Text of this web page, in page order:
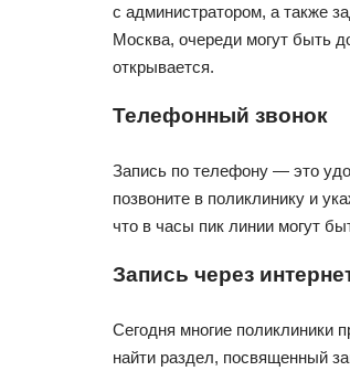
с администратором, а также
Москва, очереди могут быть
открывается.
Телефонный звонок
Запись по телефону — это
позвоните в поликлинику и
что в часы пик линии могут
Запись через
Сегодня многие поликлиники
найти раздел, посвященный